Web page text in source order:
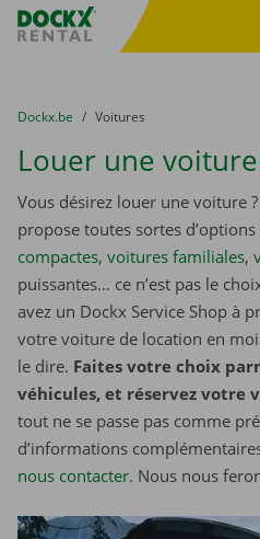
sitename
You are here:
du
Dockx.be to
Voitures
Louer une
Vous désirez louer une voiture
propose toutes sortes d’options
compactes, voitures familiales,
puissantes… ce n’est pas le
avez un Dockx Service Shop à
votre voiture de location en
le dire. Faites votre choix
véhicules, et réservez votre
tout ne se passe pas comme
d’informations
nous contacter. Nous nous